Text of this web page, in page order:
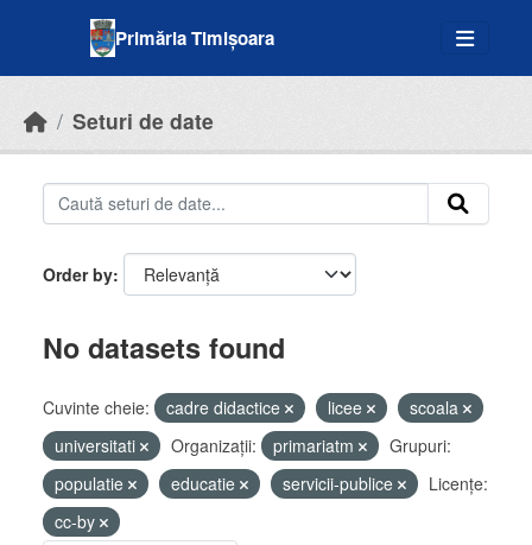
Primăria Timișoara
Seturi de date
Order by
No datasets found
Cuvinte cheie: cadre didactice licee
scoala
universitati
Organizații: primariatm
Grupuri:
populatie
educatie servicii-publice
Licenţe:
cc-by